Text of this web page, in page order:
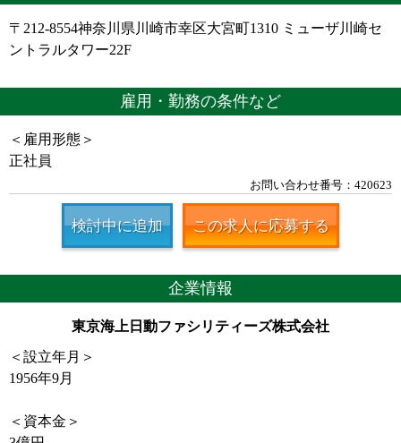
〒212-8554神奈川県川崎市幸区大宮町1310 ミューザ川崎セ
ントラルタワー22F
雇用・勤務の条件など
＜雇用形態＞
正社員
お問い合わせ番号：420623
検討中に追加 この求人に応募する
企業情報
東京海上日動ファシリティーズ株式会社
＜設立年月＞
1956年9月
＜資本金＞